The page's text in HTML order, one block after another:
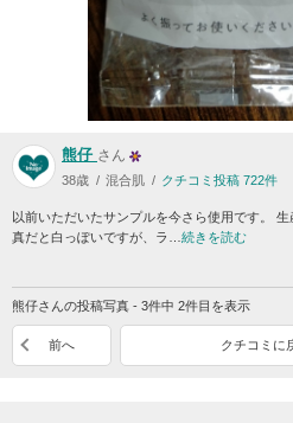
熊仔 さん
38歳 混合肌 クチコミ投稿 722件
以前いただいたサンプルを今さら使用です。
真だと白っぽいですが、ラ… 続きを読む
熊仔さんの投稿写真 - 3件中 2件目を表示
前へ クチコミに